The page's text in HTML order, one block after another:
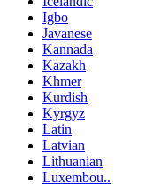
Igbo
Javanese
Kannada
Kazakh
Khmer
Kurdish
Kyrgyz
Latin
Latvian
Lithuanian
Luxembou..